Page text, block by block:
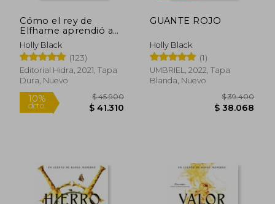
10% $ 44.900
Cómo el rey de
Elfhame aprendió a
odiar los cuentos
Holly Black
(123)
Editorial Hidra, 2021, Tapa
Dura, Nuevo
GUANTE ROJO
Holly Black
(1)
UMBRIEL, 2022, Tapa
Blanda, Nuevo